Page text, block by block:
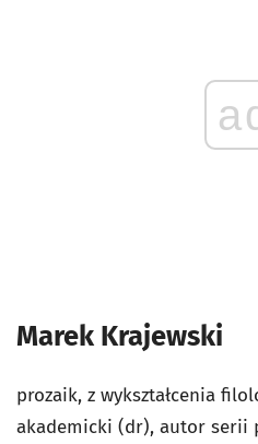
Marek Krajewski
prozaik, z wykształcenia
akademicki (dr), autor serii